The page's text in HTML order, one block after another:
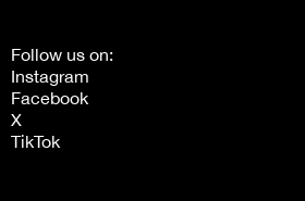
Follow us on:
Instagram
Facebook
X
TikTok